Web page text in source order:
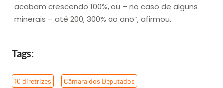
acabam crescendo 100%, ou – no caso de alguns
minerais – até 200, 300% ao ano”, afirmou.
Tags:
10 diretrizes Câmara dos Deputados